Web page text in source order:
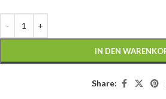
IN DEN
Share: